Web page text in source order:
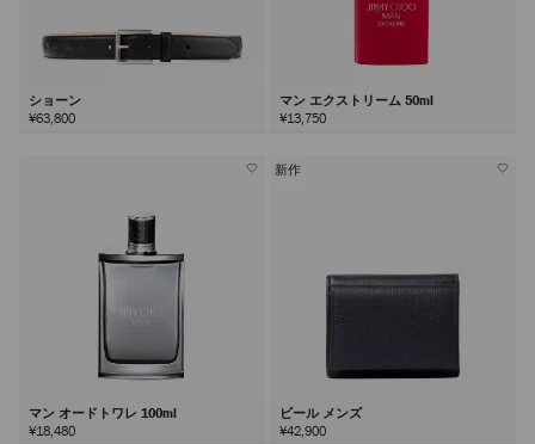
ショーン
¥63,800
マン エクストリーム 50ml
¥13,750
マン オードトワレ 100ml
¥18,480
新作
ビール メンズ
¥42,900